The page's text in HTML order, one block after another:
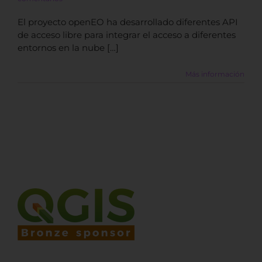
El proyecto openEO ha desarrollado diferentes API
de acceso libre para integrar el acceso a diferentes
entornos en la nube […]
Más información